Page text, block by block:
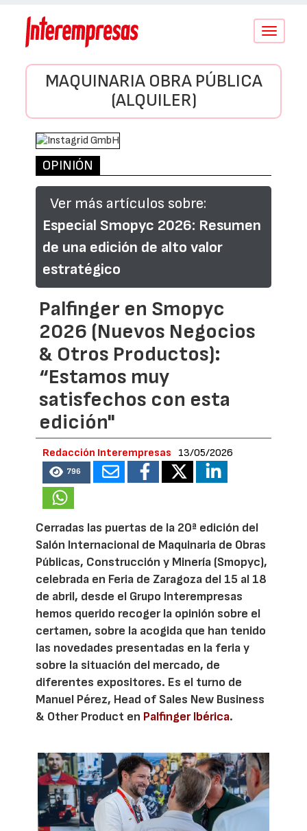
Conmutar
MAQUINARIA OBRA PÚBLICA
(ALQUILER)
OPINIÓN
Ver más artículos sobre:
Especial Smopyc 2026: Resumen
de una edición de alto valor
estratégico
Palfinger en Smopyc
2026 (Nuevos Negocios
& Otros Productos):
“Estamos muy
satisfechos con esta
edición"
Redacción Interempresas 13/05/2026
796
Cerradas las puertas de la 20ª edición del
Salón Internacional de Maquinaria de Obras
Públicas, Construcción y Minería (Smopyc),
celebrada en Feria de Zaragoza del 15 al 18
de abril, desde el Grupo Interempresas
hemos querido recoger la opinión sobre el
certamen, sobre la acogida que han tenido
las novedades presentadas en la feria y
sobre la situación del mercado, de
diferentes expositores. Es el turno de
Manuel Pérez, Head of Sales New Business
& Other Product en Palfinger Ibérica.